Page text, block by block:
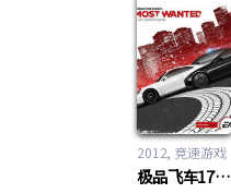
2012 竞速游戏
极品飞车17：最高通缉（Need for Speed 17：Most Wanted）